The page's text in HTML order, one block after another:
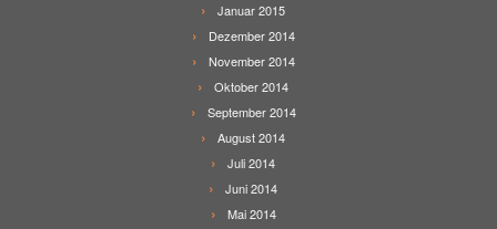
Januar 2015
Dezember 2014
November 2014
Oktober 2014
September 2014
August 2014
Juli 2014
Juni 2014
Mai 2014